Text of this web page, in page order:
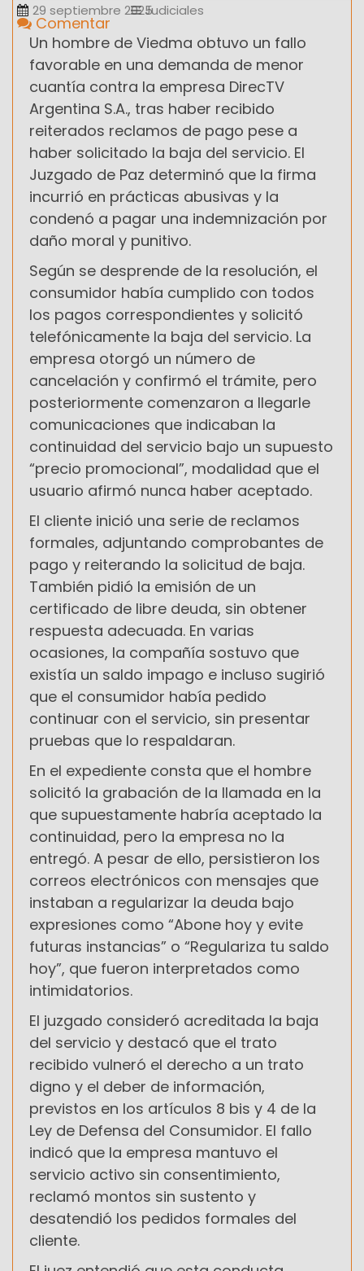
29 septiembre 2025Judiciales
Comentar
Un hombre de Viedma obtuvo un fallo
favorable en una demanda de menor
cuantía contra la empresa DirecTV
Argentina S.A., tras haber recibido
reiterados reclamos de pago pese a
haber solicitado la baja del servicio. El
Juzgado de Paz determinó que la firma
incurrió en prácticas abusivas y la
condenó a pagar una indemnización por
daño moral y punitivo.
Según se desprende de la resolución, el
consumidor había cumplido con todos
los pagos correspondientes y solicitó
telefónicamente la baja del servicio. La
empresa otorgó un número de
cancelación y confirmó el trámite, pero
posteriormente comenzaron a llegarle
comunicaciones que indicaban la
continuidad del servicio bajo un supuesto
“precio promocional”, modalidad que el
usuario afirmó nunca haber aceptado.
El cliente inició una serie de reclamos
formales, adjuntando comprobantes de
pago y reiterando la solicitud de baja.
También pidió la emisión de un
certificado de libre deuda, sin obtener
respuesta adecuada. En varias
ocasiones, la compañía sostuvo que
existía un saldo impago e incluso sugirió
que el consumidor había pedido
continuar con el servicio, sin presentar
pruebas que lo respaldaran.
En el expediente consta que el hombre
solicitó la grabación de la llamada en la
que supuestamente habría aceptado la
continuidad, pero la empresa no la
entregó. A pesar de ello, persistieron los
correos electrónicos con mensajes que
instaban a regularizar la deuda bajo
expresiones como “Abone hoy y evite
futuras instancias” o “Regulariza tu saldo
hoy”, que fueron interpretados como
intimidatorios.
El juzgado consideró acreditada la baja
del servicio y destacó que el trato
recibido vulneró el derecho a un trato
digno y el deber de información,
previstos en los artículos 8 bis y 4 de la
Ley de Defensa del Consumidor. El fallo
indicó que la empresa mantuvo el
servicio activo sin consentimiento,
reclamó montos sin sustento y
desatendió los pedidos formales del
cliente.